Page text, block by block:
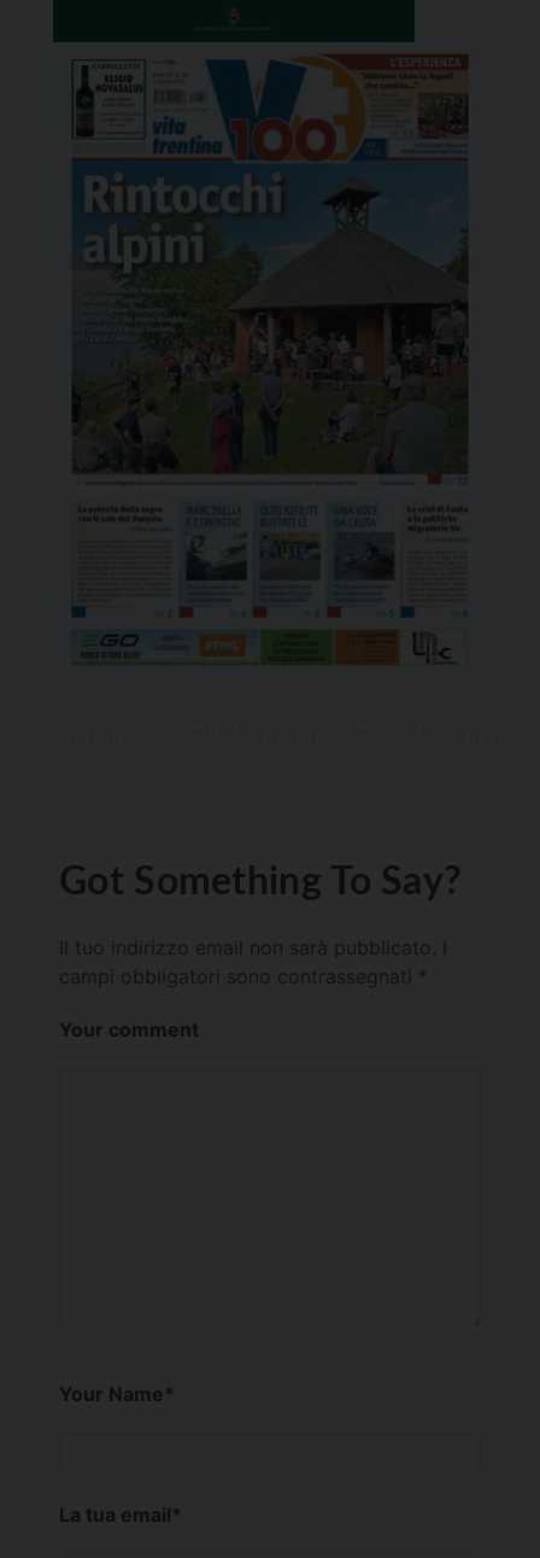
Got Something To Say?
Il tuo indirizzo email non sarà pubblicato.
campi obbligatori sono contrassegnati *
Your comment
Your Name*
La tua email*